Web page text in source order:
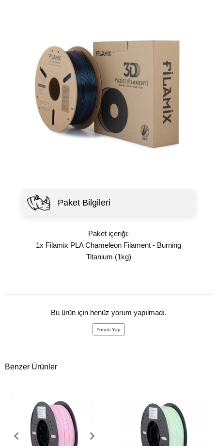
Paket Bilgileri
Paket içeriği:
1x Filamix PLA Chameleon Filament - Burning
Titanium (1kg)
Bu ürün için henüz yorum yapılmadı.
Yorum Yap
Benzer Ürünler